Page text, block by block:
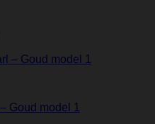
Goud model 1